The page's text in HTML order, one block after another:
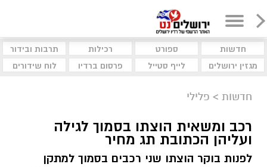
חדשות ספורט רכילות
תרבות ובידור
מגזין ירושלים
לייף סטייל פרסום ברדיו לוח שידורים
חדשות > פלילי
רכב ומשאית הוצתו בסמוך לגילה
ועליהן הכתובת תג מחיר
לפנות בוקר הוצתו שני רכבים בסמוך למתקן